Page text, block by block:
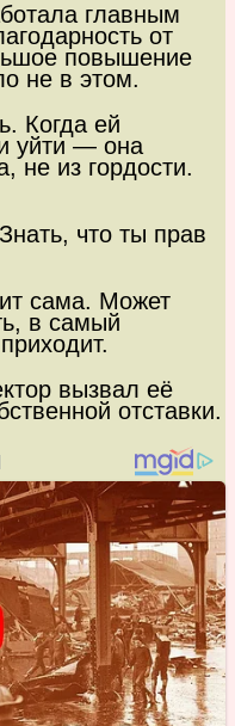
главным
от
повышение
не в этом.
Когда ей
уйти — она
не из гордости.
что ты прав
сама. Может
в самый
вызвал её
отставки.